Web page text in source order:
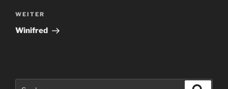
Nächster
Beitrag
WEITER
Winifred